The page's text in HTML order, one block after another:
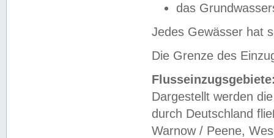
das
Jedes Gewässer hat
Die Grenze des
Dargestellt werden
durch Deutschland
Warnow / Peene,